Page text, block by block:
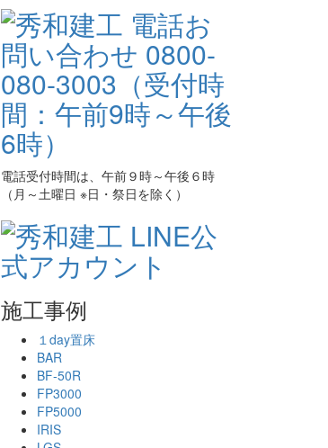
電話受付時間は、午前９時～午後６時
（月～土曜日 ※日・祭日を除く）
施工事例
１day置床
BAR
BF-50R
FP3000
FP5000
IRIS